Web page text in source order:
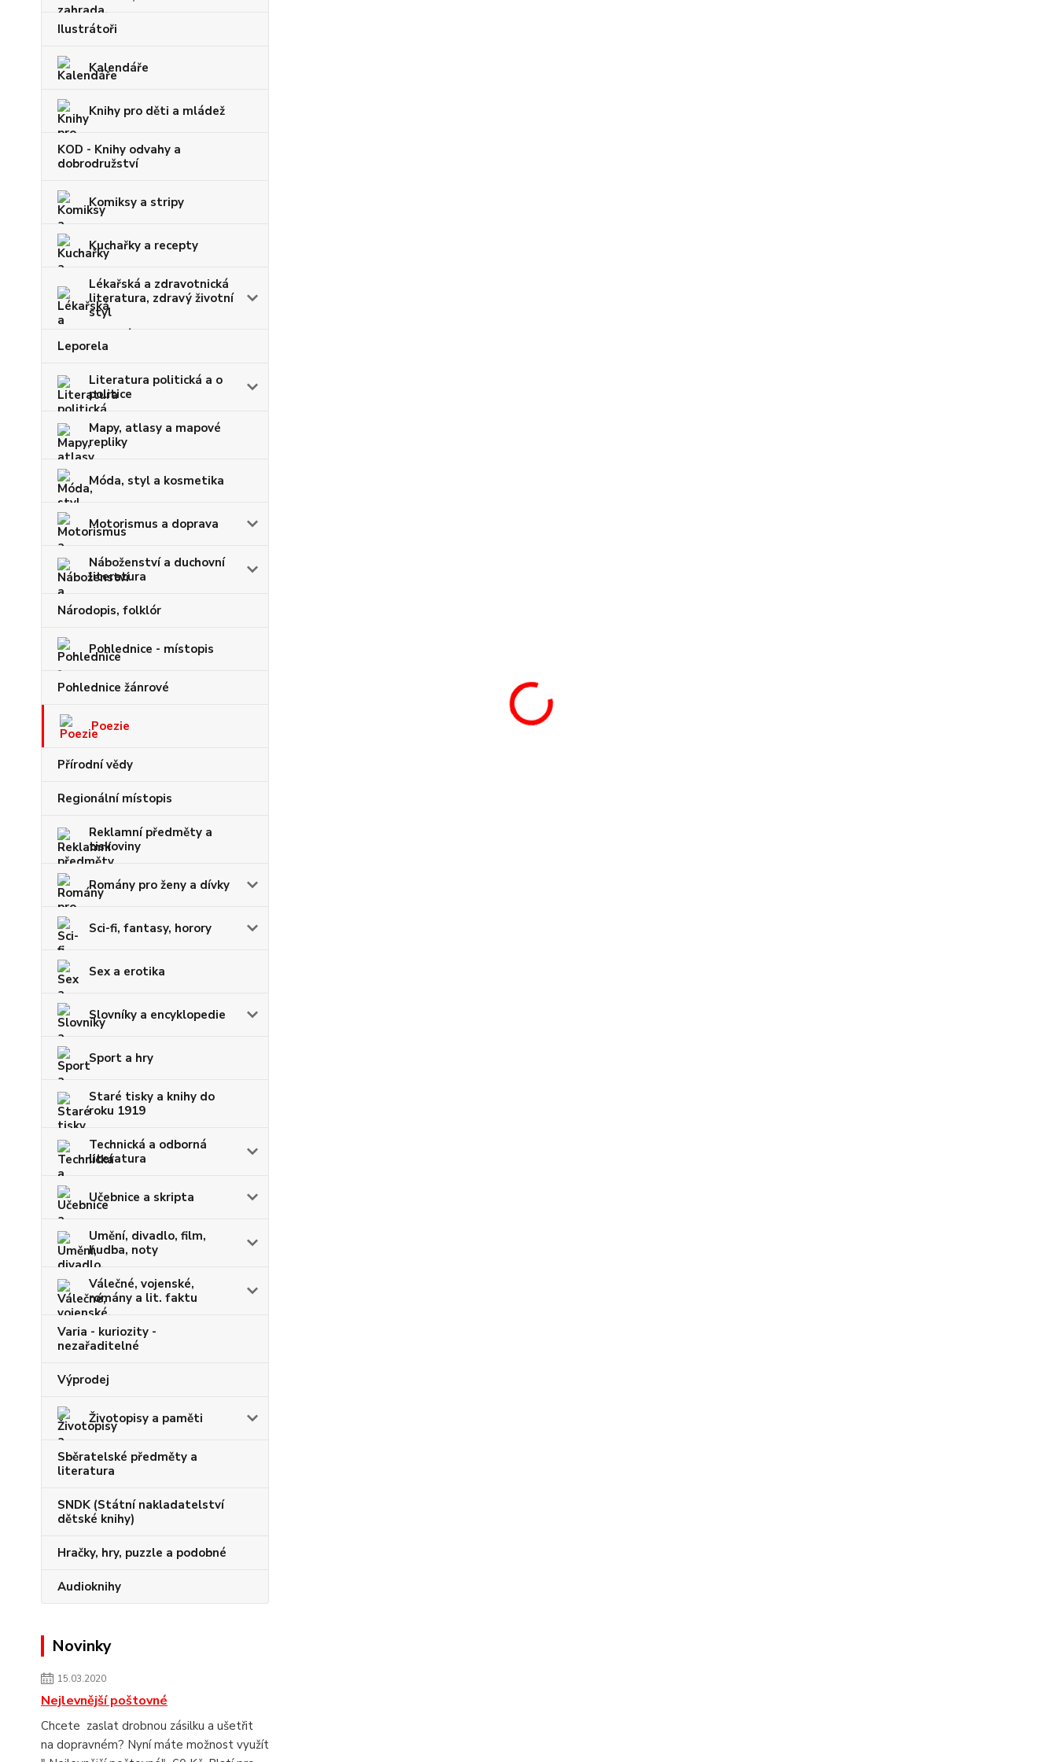
Ilustrátoři
Kalendáře
Knihy pro děti a mládež
KOD - Knihy odvahy a
dobrodružství
Komiksy a stripy
Kuchařky a recepty
Lékařská a zdravotnická
literatura, zdravý životní
styl
Leporela
Literatura politická a o
politice
Mapy, atlasy a mapové
repliky
Móda, styl a kosmetika
Motorismus a doprava
Náboženství a duchovní
literatura
Národopis, folklór
Pohlednice - místopis
Pohlednice žánrové
Poezie
Přírodní vědy
Regionální místopis
Reklamní předměty a
tiskoviny
Romány pro ženy a dívky
Sci-fi, fantasy, horory
Sex a erotika
Slovníky a encyklopedie
Sport a hry
Staré tisky a knihy do
roku 1919
Technická a odborná
literatura
Učebnice a skripta
Umění, divadlo, film,
hudba, noty
Válečné, vojenské,
romány a lit. faktu
Varia - kuriozity -
nezařaditelné
Výprodej
Životopisy a paměti
Sběratelské předměty a
literatura
SNDK (Státní nakladatelství
dětské knihy)
Hračky, hry, puzzle a podobné
Audioknihy
Novinky
15.03.2020
Nejlevnější poštovné
Chcete zaslat drobnou zásilku a ušetřit
na dopravném? Nyní máte možnost využít